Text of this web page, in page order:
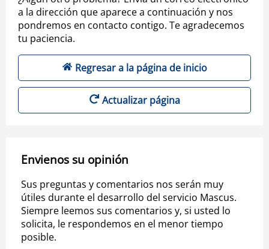
a la dirección que aparece a continuación y nos
pondremos en contacto contigo. Te agradecemos
tu paciencia.
Regresar a la página de inicio
Actualizar página
Envienos su opinión
Sus preguntas y comentarios nos serán muy
útiles durante el desarrollo del servicio Mascus.
Siempre leemos sus comentarios y, si usted lo
solicita, le respondemos en el menor tiempo
posible.